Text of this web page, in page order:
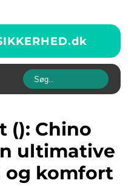
dk
ultimative
og komfort